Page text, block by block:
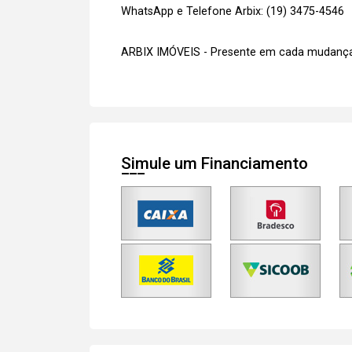
WhatsApp e Telefone Arbix: (19) 3475-4546
ARBIX IMÓVEIS - Presente em cada
Simule um Financiamento